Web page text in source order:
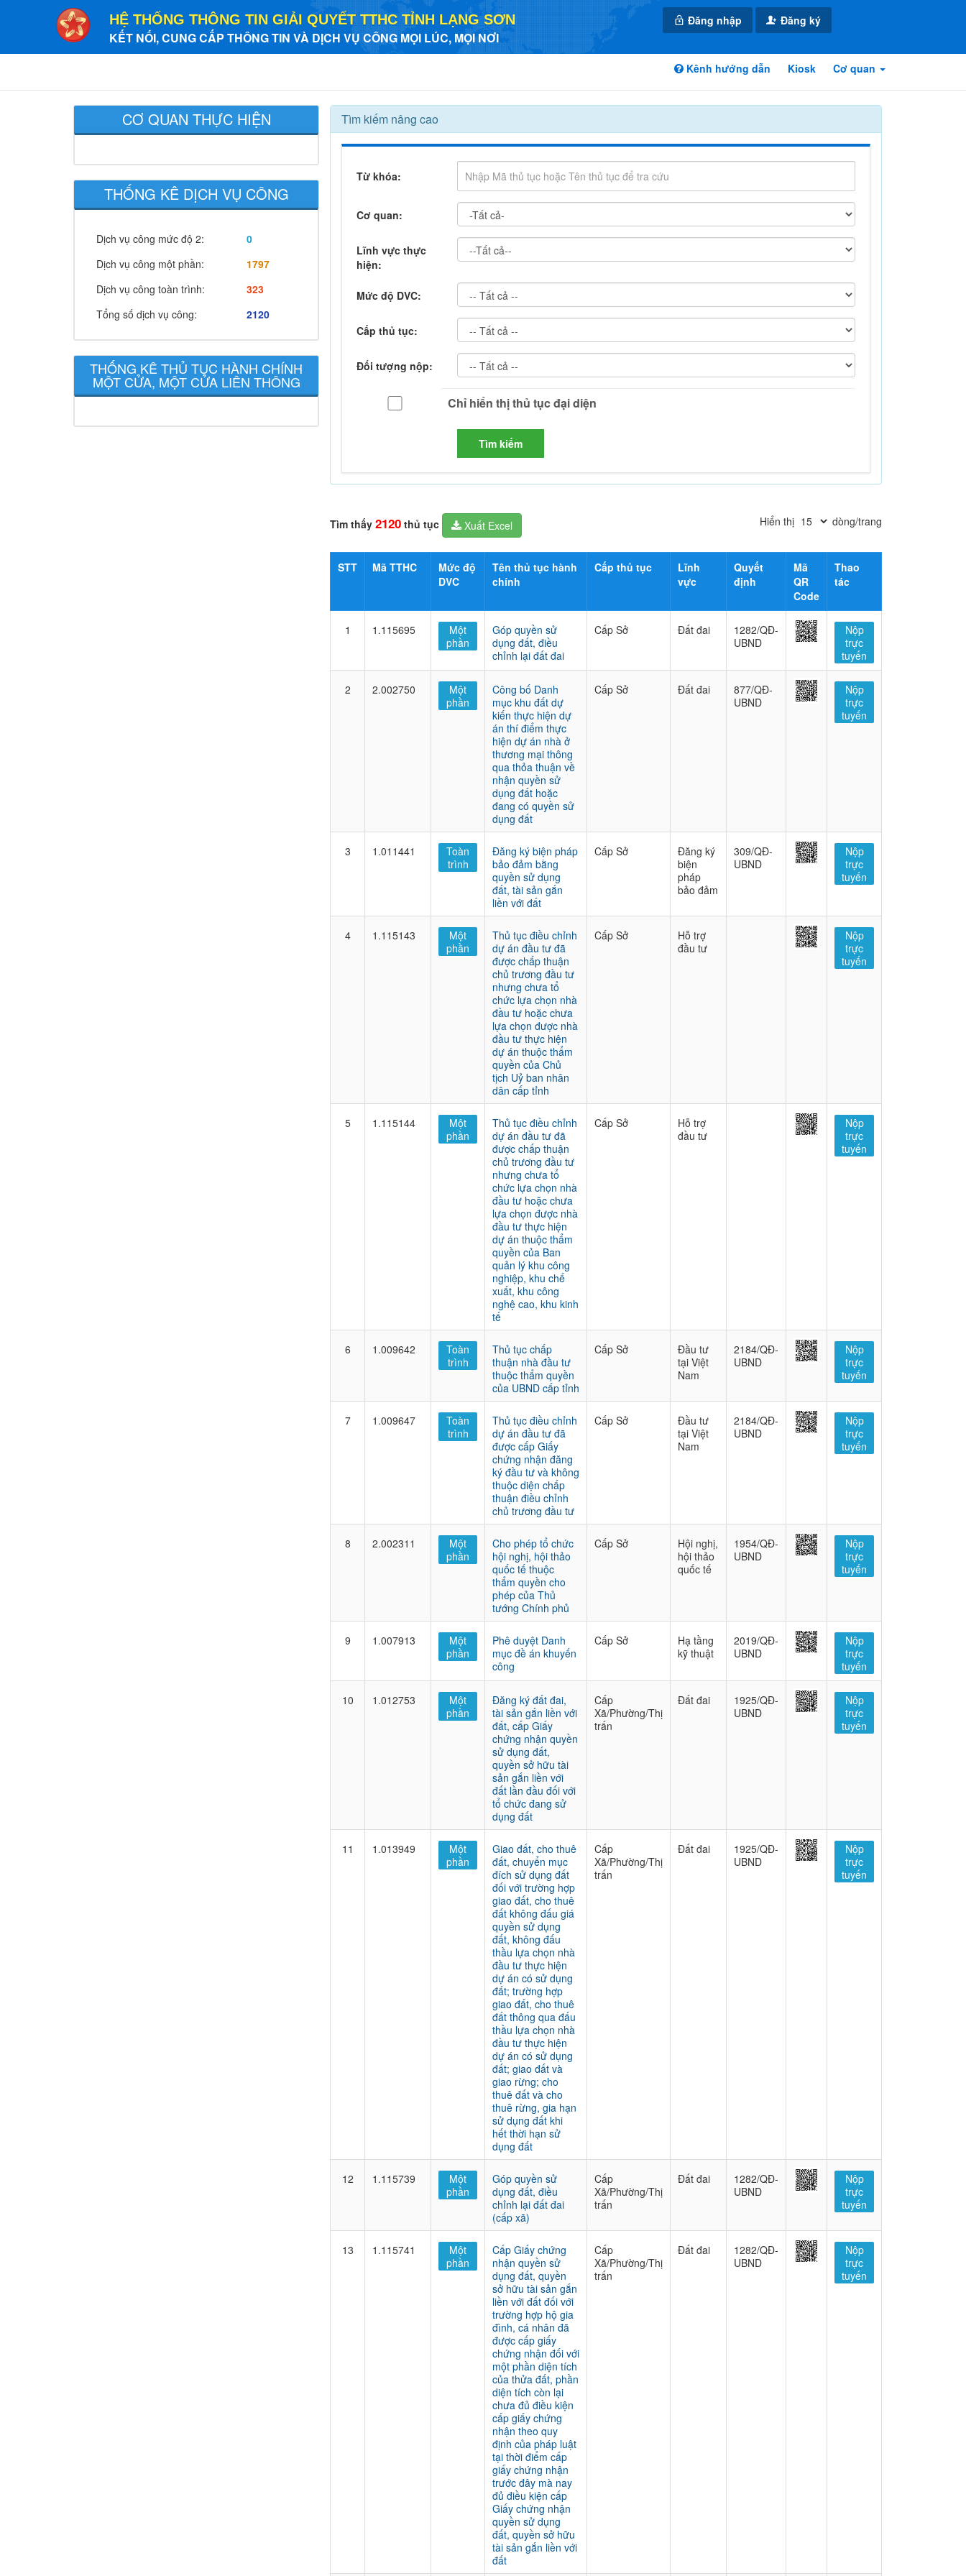
HỆ THỐNG THÔNG TIN GIẢI QUYẾT TTHC TỈNH LẠNG SƠN
KẾT NỐI, CUNG CẤP THÔNG TIN VÀ DỊCH VỤ CÔNG MỌI LÚC, MỌI NƠI
Đăng nhập Đăng ký
Kênh hướng dẫn Kiosk Cơ quan
CƠ QUAN THỰC HIỆN
THỐNG KÊ DỊCH VỤ CÔNG
Dịch vụ công mức độ 2:
0
Dịch vụ công một phần:
1797
Dịch vụ công toàn trình:
323
Tổng số dịch vụ công:
2120
THỐNG KÊ THỦ TỤC HÀNH CHÍNH
MỘT CỬA, MỘT CỬA LIÊN THÔNG
Tìm kiếm nâng cao
Từ khóa:
Cơ quan:
Lĩnh vực thực
hiện:
Mức độ DVC:
Cấp thủ tục:
Đối tượng nộp:
Tìm kiếm
Tìm thấy 2120 thủ tục Xuất Excel Hiển thị dòng/trang
STT Mã TTHC
Mức độ
DVC
Tên thủ tục hành
chính
Cấp thủ tục
Lĩnh
vực
Quyết
định
Mã
QR
Code
Thao
tác
1 1.115695
Một
phần
Góp quyền sử
dụng đất, điều
chỉnh lại đất đai
Cấp Sở Đất đai
1282/QĐ-
UBND
Nộp
trực
tuyến
2 2.002750
Một
phần
Công bố Danh
mục khu đất dự
kiến thực hiện dự
án thí điểm thực
hiện dự án nhà ở
thương mại thông
qua thỏa thuận về
nhận quyền sử
dụng đất hoặc
đang có quyền sử
dụng đất
Cấp Sở Đất đai
877/QĐ-
UBND
Nộp
trực
tuyến
3 1.011441
Toàn
trình
Đăng ký biện pháp
bảo đảm bằng
quyền sử dụng
đất, tài sản gắn
liền với đất
Cấp Sở
Đăng ký
biện
pháp
bảo đảm
309/QĐ-
UBND
Nộp
trực
tuyến
4 1.115143
Một
phần
Thủ tục điều chỉnh
dự án đầu tư đã
được chấp thuận
chủ trương đầu tư
nhưng chưa tổ
chức lựa chọn nhà
đầu tư hoặc chưa
lựa chọn được nhà
đầu tư thực hiện
dự án thuộc thẩm
quyền của Chủ
tịch Uỷ ban nhân
dân cấp tỉnh
Cấp Sở
Hỗ trợ
đầu tư
Nộp
trực
tuyến
5 1.115144
Một
phần
Thủ tục điều chỉnh
dự án đầu tư đã
được chấp thuận
chủ trương đầu tư
nhưng chưa tổ
chức lựa chọn nhà
đầu tư hoặc chưa
lựa chọn được nhà
đầu tư thực hiện
dự án thuộc thẩm
quyền của Ban
quản lý khu công
nghiệp, khu chế
xuất, khu công
nghệ cao, khu kinh
tế
Cấp Sở
Hỗ trợ
đầu tư
Nộp
trực
tuyến
6 1.009642
Toàn
trình
Thủ tục chấp
thuận nhà đầu tư
thuộc thẩm quyền
của UBND cấp tỉnh
Cấp Sở
Đầu tư
tại Việt
Nam
2184/QĐ-
UBND
Nộp
trực
tuyến
7 1.009647
Toàn
trình
Thủ tục điều chỉnh
dự án đầu tư đã
được cấp Giấy
chứng nhận đăng
ký đầu tư và không
thuộc diện chấp
thuận điều chỉnh
chủ trương đầu tư
Cấp Sở
Đầu tư
tại Việt
Nam
2184/QĐ-
UBND
Nộp
trực
tuyến
8 2.002311
Một
phần
Cho phép tổ chức
hội nghị, hội thảo
quốc tế thuộc
thẩm quyền cho
phép của Thủ
tướng Chính phủ
Cấp Sở
Hội nghị,
hội thảo
quốc tế
1954/QĐ-
UBND
Nộp
trực
tuyến
9 1.007913
Một
phần
Phê duyệt Danh
mục đề án khuyến
công
Cấp Sở
Hạ tầng
kỹ thuật
2019/QĐ-
UBND
Nộp
trực
tuyến
10 1.012753
Một
phần
Đăng ký đất đai,
tài sản gắn liền với
đất, cấp Giấy
chứng nhận quyền
sử dụng đất,
quyền sở hữu tài
sản gắn liền với
đất lần đầu đối với
tổ chức đang sử
dụng đất
Cấp
Xã/Phường/Thị
trấn
Đất đai
1925/QĐ-
UBND
Nộp
trực
tuyến
11 1.013949
Một
phần
Giao đất, cho thuê
đất, chuyển mục
đích sử dụng đất
đối với trường hợp
giao đất, cho thuê
đất không đấu giá
quyền sử dụng
đất, không đấu
thầu lựa chọn nhà
đầu tư thực hiện
dự án có sử dụng
đất; trường hợp
giao đất, cho thuê
đất thông qua đấu
thầu lựa chọn nhà
đầu tư thực hiện
dự án có sử dụng
đất; giao đất và
giao rừng; cho
thuê đất và cho
thuê rừng, gia hạn
sử dụng đất khi
hết thời hạn sử
dụng đất
Cấp
Xã/Phường/Thị
trấn
Đất đai
1925/QĐ-
UBND
Nộp
trực
tuyến
12 1.115739
Một
phần
Góp quyền sử
dụng đất, điều
chỉnh lại đất đai
(cấp xã)
Cấp
Xã/Phường/Thị
trấn
Đất đai
1282/QĐ-
UBND
Nộp
trực
tuyến
13 1.115741
Một
phần
Cấp Giấy chứng
nhận quyền sử
dụng đất, quyền
sở hữu tài sản gắn
liền với đất đối với
trường hợp hộ gia
đình, cá nhân đã
được cấp giấy
chứng nhận đối với
một phần diện tích
của thửa đất, phần
diện tích còn lại
chưa đủ điều kiện
cấp giấy chứng
nhận theo quy
định của pháp luật
tại thời điểm cấp
giấy chứng nhận
trước đây mà nay
đủ điều kiện cấp
Giấy chứng nhận
quyền sử dụng
đất, quyền sở hữu
tài sản gắn liền với
đất
Cấp
Xã/Phường/Thị
trấn
Đất đai
1282/QĐ-
UBND
Nộp
trực
tuyến